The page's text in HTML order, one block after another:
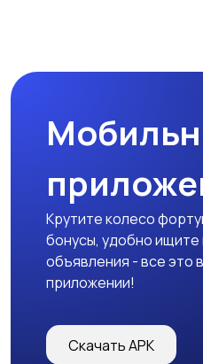
Крутите колесо
бонусы, удобно
объявления - все это
приложении!
Скачать APK